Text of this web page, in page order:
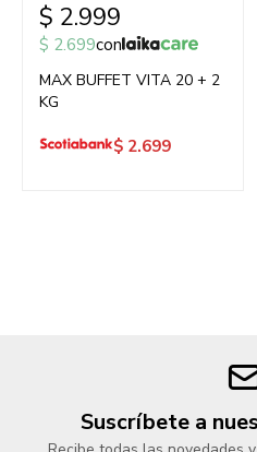
$ 2.999
$ 2.699con
MAX BUFFET VITA 20 + 2
KG
$ 2.699
Suscríbete a